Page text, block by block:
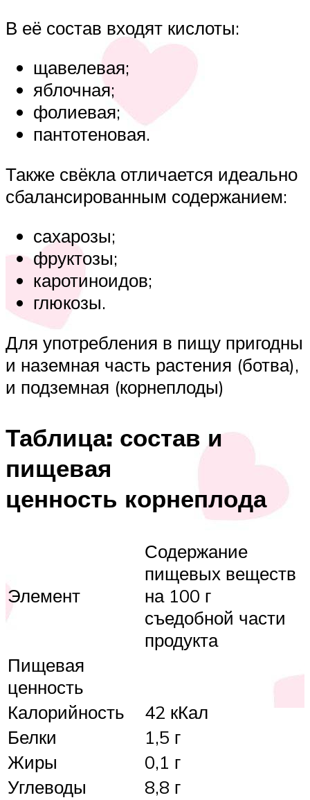
В её состав входят кислоты:
щавелевая;
яблочная;
фолиевая;
пантотеновая.
Также свёкла отличается идеально
сбалансированным содержанием:
сахарозы;
фруктозы;
каротиноидов;
глюкозы.
Для употребления в пищу пригодны
и наземная часть растения (ботва),
и подземная (корнеплоды)
Таблица: состав и
пищевая
ценность корнеплода
Элемент
Содержание
пищевых веществ
на 100 г
съедобной части
продукта
Пищевая
ценность
Калорийность
42 кКал
Белки
1,5 г
Жиры
0,1 г
Углеводы
8,8 г